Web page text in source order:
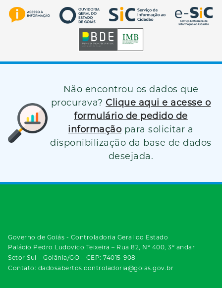
Não encontrou os dados que
procurava? Clique aqui e acesse o
formulário de pedido de
informação para solicitar a
disponibilização da base de dados
desejada.
Governo de Goiás - Controladoria Geral do Estado
Palácio Pedro Ludovico Teixeira – Rua 82, Nº 400, 3º andar
Setor Sul – Goiânia/GO – CEP: 74015-908
Contato: dadosabertos.controladoria@goias.gov.br